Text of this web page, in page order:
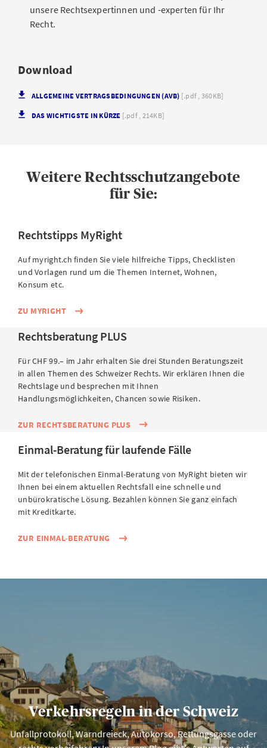
unsere Rechtsexpertinnen und -experten für Ihr
Recht.
Download
ALLGEMEINE VERTRAGSBEDINGUNGEN (AVB) [.pdf , 360KB]
DAS WICHTIGSTE IN KÜRZE [.pdf , 214KB]
Weitere Rechtsschutzangebote
für Sie:
Rechtstipps MyRight
Auf myright.ch finden Sie viele hilfreiche Tipps, Checklisten
und Vorlagen rund um die Themen Internet, Wohnen,
Konsum etc.
ZU MYRIGHT
Rechtsberatung PLUS
Für CHF 99.– im Jahr erhalten Sie drei Stunden Beratungszeit
in allen Themen des Schweizer Rechts. Wir erklären Ihnen die
Rechtslage und besprechen mit Ihnen
Handlungsmöglichkeiten, Chancen sowie Risiken.
ZUR RECHTSBERATUNG PLUS
Einmal-Beratung für laufende Fälle
Mit der telefonischen Einmal-Beratung von MyRight bieten wir
Ihnen bei einem aktuellen Rechtsfall eine schnelle und
unbürokratische Lösung. Bezahlen können Sie ganz einfach
mit Kreditkarte.
ZUR EINMAL-BERATUNG
Verkehrsregeln in der Schweiz
Unfallprotokoll, Warndreieck, Autokorso, Rettungsgasse oder